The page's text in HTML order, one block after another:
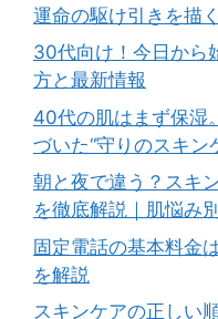
運命の駆け引きを描
30代向け！今日から
方と最新情報
40代の肌はまず保湿
づいた“守りのスキン
朝と夜で違う？スキ
を徹底解説｜肌悩み
固定電話の基本料金
を解説
スキンケアの正しい